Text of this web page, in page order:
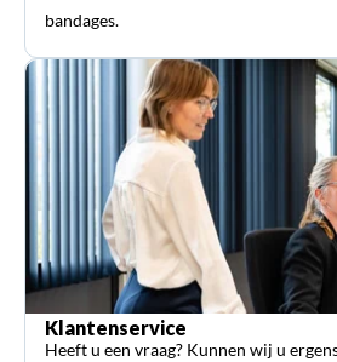
bandages.
Klantenservice
Heeft u een vraag? Kunnen wij u